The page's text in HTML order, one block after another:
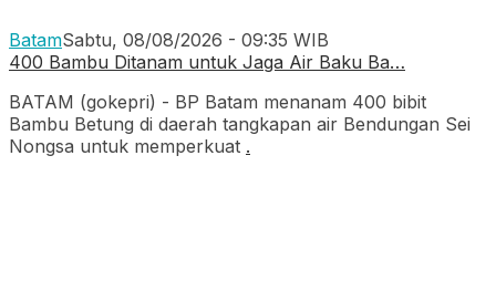
BatamSabtu, 08/08/2026 - 09:35 WIB
400 Bambu Ditanam untuk Jaga Air Baku Ba…
BATAM (gokepri) - BP Batam menanam 400 bibit
Bambu Betung di daerah tangkapan air Bendungan Sei
Nongsa untuk memperkuat .